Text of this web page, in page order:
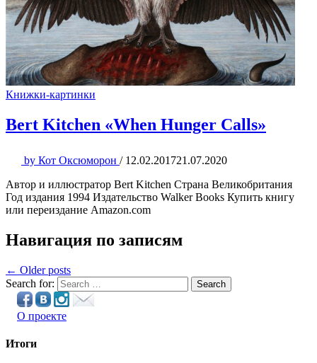
Книжки-картинки
Bert Kitchen «When Hunger Calls»
by Кот Оксюморон / 12.02.201721.07.2020
Автор и иллюстратор Bert Kitchen Страна Великобритания
Год издания 1994 Издательство Walker Books Купить книгу
или переиздание Amazon.com
Навигация по записям
← Older posts
Search for:
Search
О проекте
Итоги